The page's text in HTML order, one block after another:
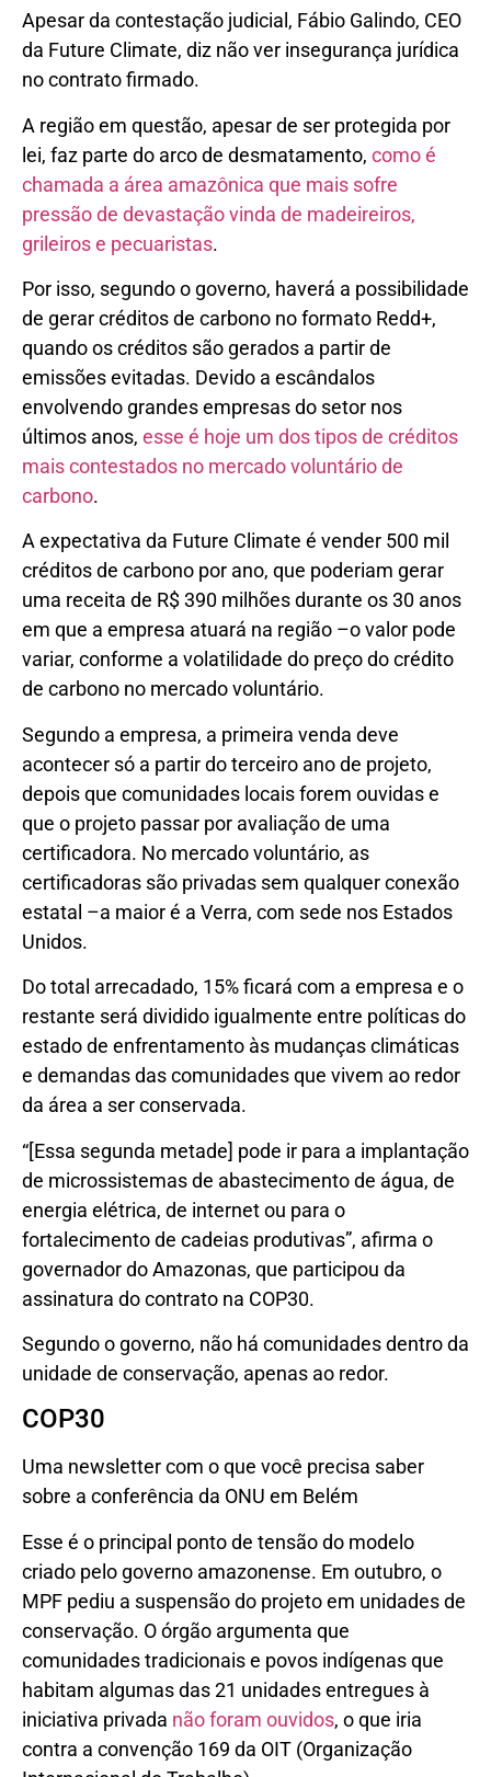
Apesar da contestação judicial, Fábio Galindo, CEO
da Future Climate, diz não ver insegurança jurídica
no contrato firmado.
A região em questão, apesar de ser protegida por
lei, faz parte do arco de desmatamento, como é
chamada a área amazônica que mais sofre
pressão de devastação vinda de madeireiros,
grileiros e pecuaristas.
Por isso, segundo o governo, haverá a possibilidade
de gerar créditos de carbono no formato Redd+,
quando os créditos são gerados a partir de
emissões evitadas. Devido a escândalos
envolvendo grandes empresas do setor nos
últimos anos, esse é hoje um dos tipos de créditos
mais contestados no mercado voluntário de
carbono.
A expectativa da Future Climate é vender 500 mil
créditos de carbono por ano, que poderiam gerar
uma receita de R$ 390 milhões durante os 30 anos
em que a empresa atuará na região –o valor pode
variar, conforme a volatilidade do preço do crédito
de carbono no mercado voluntário.
Segundo a empresa, a primeira venda deve
acontecer só a partir do terceiro ano de projeto,
depois que comunidades locais forem ouvidas e
que o projeto passar por avaliação de uma
certificadora. No mercado voluntário, as
certificadoras são privadas sem qualquer conexão
estatal –a maior é a Verra, com sede nos Estados
Unidos.
Do total arrecadado, 15% ficará com a empresa e o
restante será dividido igualmente entre políticas do
estado de enfrentamento às mudanças climáticas
e demandas das comunidades que vivem ao redor
da área a ser conservada.
“[Essa segunda metade] pode ir para a implantação
de microssistemas de abastecimento de água, de
energia elétrica, de internet ou para o
fortalecimento de cadeias produtivas”, afirma o
governador do Amazonas, que participou da
assinatura do contrato na COP30.
Segundo o governo, não há comunidades dentro da
unidade de conservação, apenas ao redor.
COP30
Uma newsletter com o que você precisa saber
sobre a conferência da ONU em Belém
Esse é o principal ponto de tensão do modelo
criado pelo governo amazonense. Em outubro, o
MPF pediu a suspensão do projeto em unidades de
conservação. O órgão argumenta que
comunidades tradicionais e povos indígenas que
habitam algumas das 21 unidades entregues à
iniciativa privada não foram ouvidos, o que iria
contra a convenção 169 da OIT (Organização